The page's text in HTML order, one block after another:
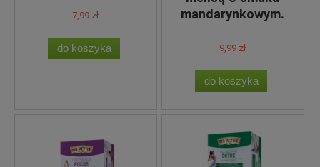
7,99 zł
do koszyka
mandarynkowym.
9,99 zł
do koszyka